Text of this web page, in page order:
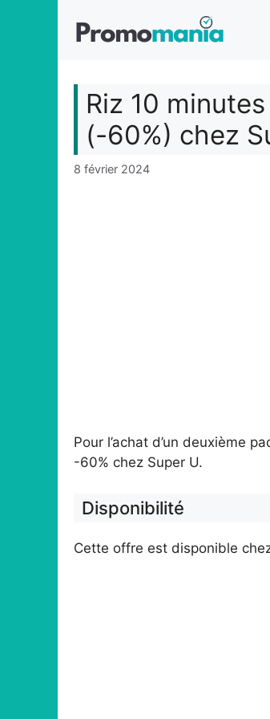
Riz 10
(-60%) chez
8 février 2024
Pour l’achat d’un deuxième
-60% chez Super U.
Disponibilité
Cette offre est disponible